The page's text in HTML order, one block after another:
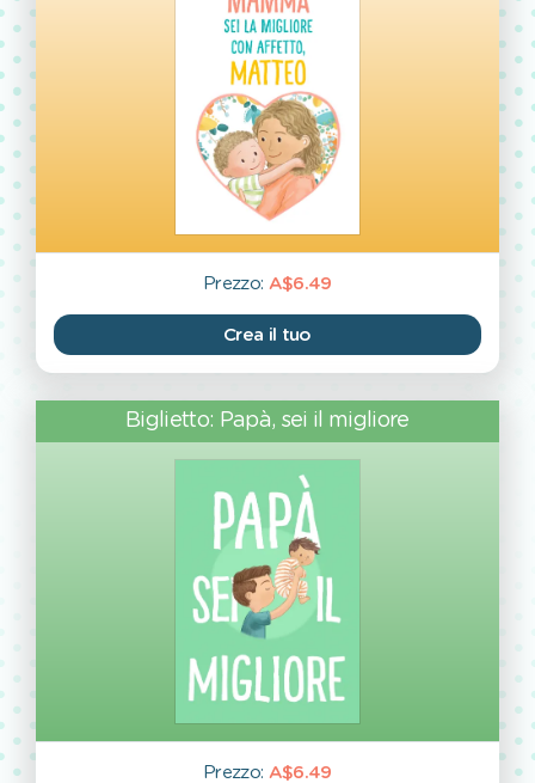
Prezzo: A$6.49
Crea il tuo
Biglietto: Papà, sei il migliore
Prezzo: A$6.49